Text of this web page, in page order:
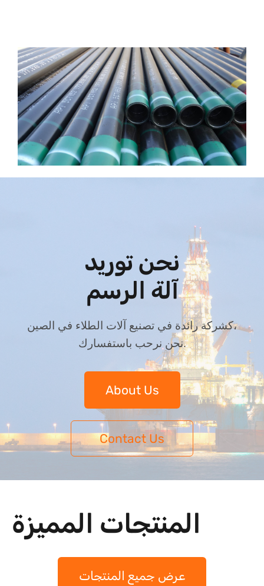
نحن توريد
آلة الرسم
كشركة رائدة في تصنيع آلات الطلاء في الصين،
نحن نرحب باستفسارك.
About Us
Contact Us
المنتجات المميزة
عرض جميع المنتجات